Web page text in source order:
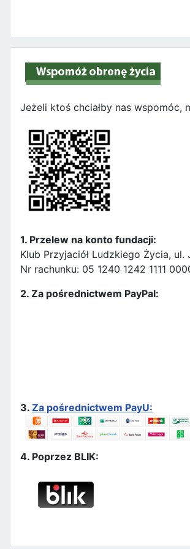
Jeżeli ktoś chciałby nas wspomóc,
1. Przelew na konto fundacji:
Klub Przyjaciół Ludzkiego Życia,
Nr rachunku: 05 1240 1242 1111
2. Za pośrednictwem PayPal:
3. Za pośrednictwem PayU:
4. Poprzez BLIK: